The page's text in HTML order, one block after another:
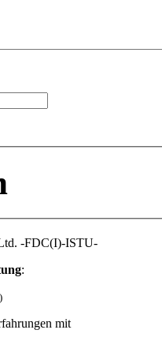
-FDC(I)-ISTU-
:
mit